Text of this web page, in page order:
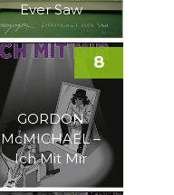
Ever Saw
GORDON
McMICHAEL –
Ich Mit Mir
8